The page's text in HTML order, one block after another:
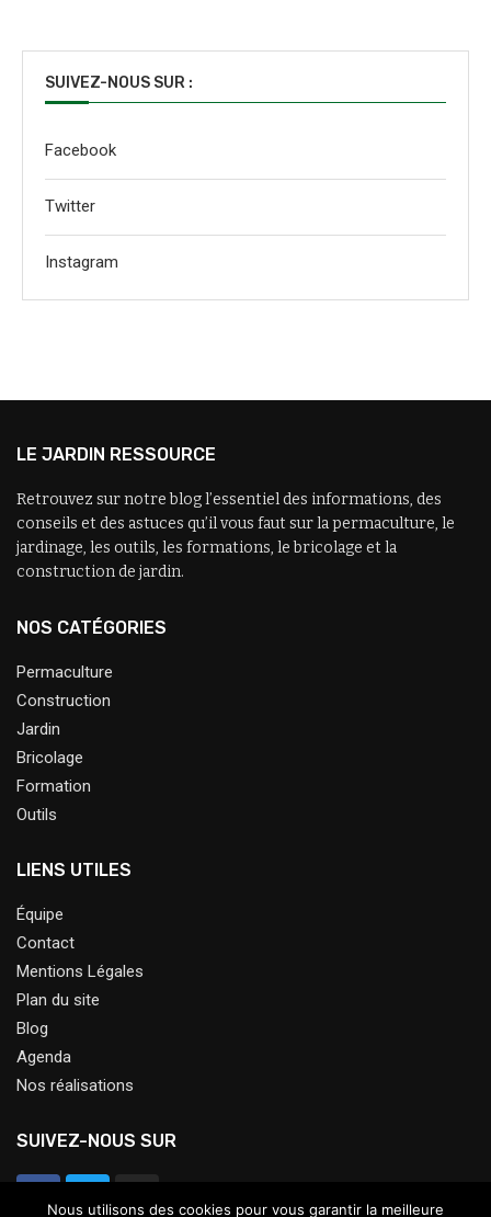
SUIVEZ-NOUS SUR :
Facebook
Twitter
Instagram
LE JARDIN RESSOURCE
Retrouvez sur notre blog l’essentiel des informations, des
conseils et des astuces qu’il vous faut sur la permaculture, le
jardinage, les outils, les formations, le bricolage et la
construction de jardin.
NOS CATÉGORIES
Permaculture
Construction
Jardin
Bricolage
Formation
Outils
LIENS UTILES
Équipe
Contact
Mentions Légales
Plan du site
Blog
Agenda
Nos réalisations
SUIVEZ-NOUS SUR
Nous utilisons des cookies pour vous garantir la meilleure